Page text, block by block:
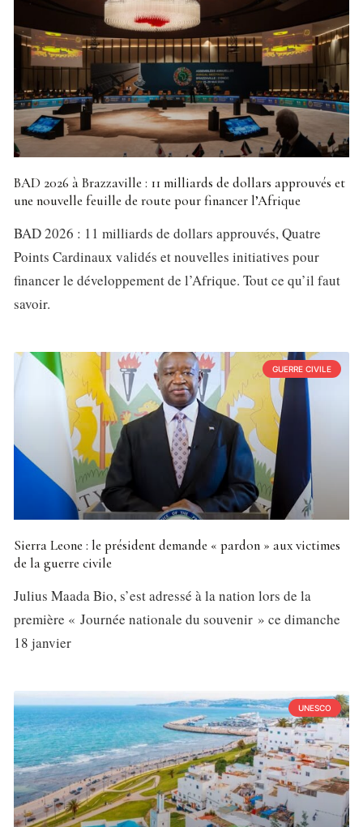
BAD 2026 à Brazzaville : 11 milliards de dollars approuvés et
une nouvelle feuille de route pour financer l’Afrique
BAD 2026 : 11 milliards de dollars approuvés, Quatre
Points Cardinaux validés et nouvelles initiatives pour
financer le développement de l’Afrique. Tout ce qu’il faut
savoir.
GUERRE CIVILE
Sierra Leone : le président demande « pardon » aux victimes
de la guerre civile
Julius Maada Bio, s’est adressé à la nation lors de la
première « Journée nationale du souvenir » ce dimanche
18 janvier
UNESCO